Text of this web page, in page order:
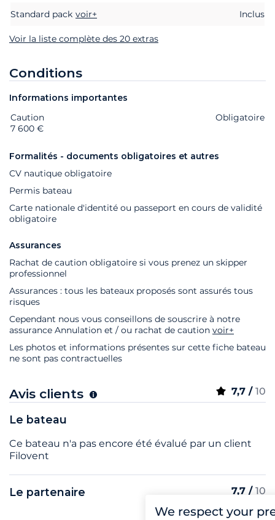
Standard pack voir+ Inclus
Voir la liste complète des 20 extras
Conditions
Informations importantes
Extras Statut
Caution
Obligatoire
7 600 €
Formalités - documents obligatoires et autres
CV nautique obligatoire
Permis bateau
Carte nationale d'identité ou passeport en cours de validité
obligatoire
Assurances
Rachat de caution obligatoire si vous prenez un skipper
professionnel
Assurances : tous les bateaux proposés sont assurés tous
risques
Cependant nous vous conseillons de souscrire à notre
assurance Annulation et / ou rachat de caution voir+
Les photos et informations présentes sur cette fiche bateau
ne sont pas contractuelles
Avis clients 7,7 / 10
Le bateau
Ce bateau n'a pas encore été évalué par un client
Filovent
Le partenaire 7,7 / 10
13 avis sur le partenaire
We respect your